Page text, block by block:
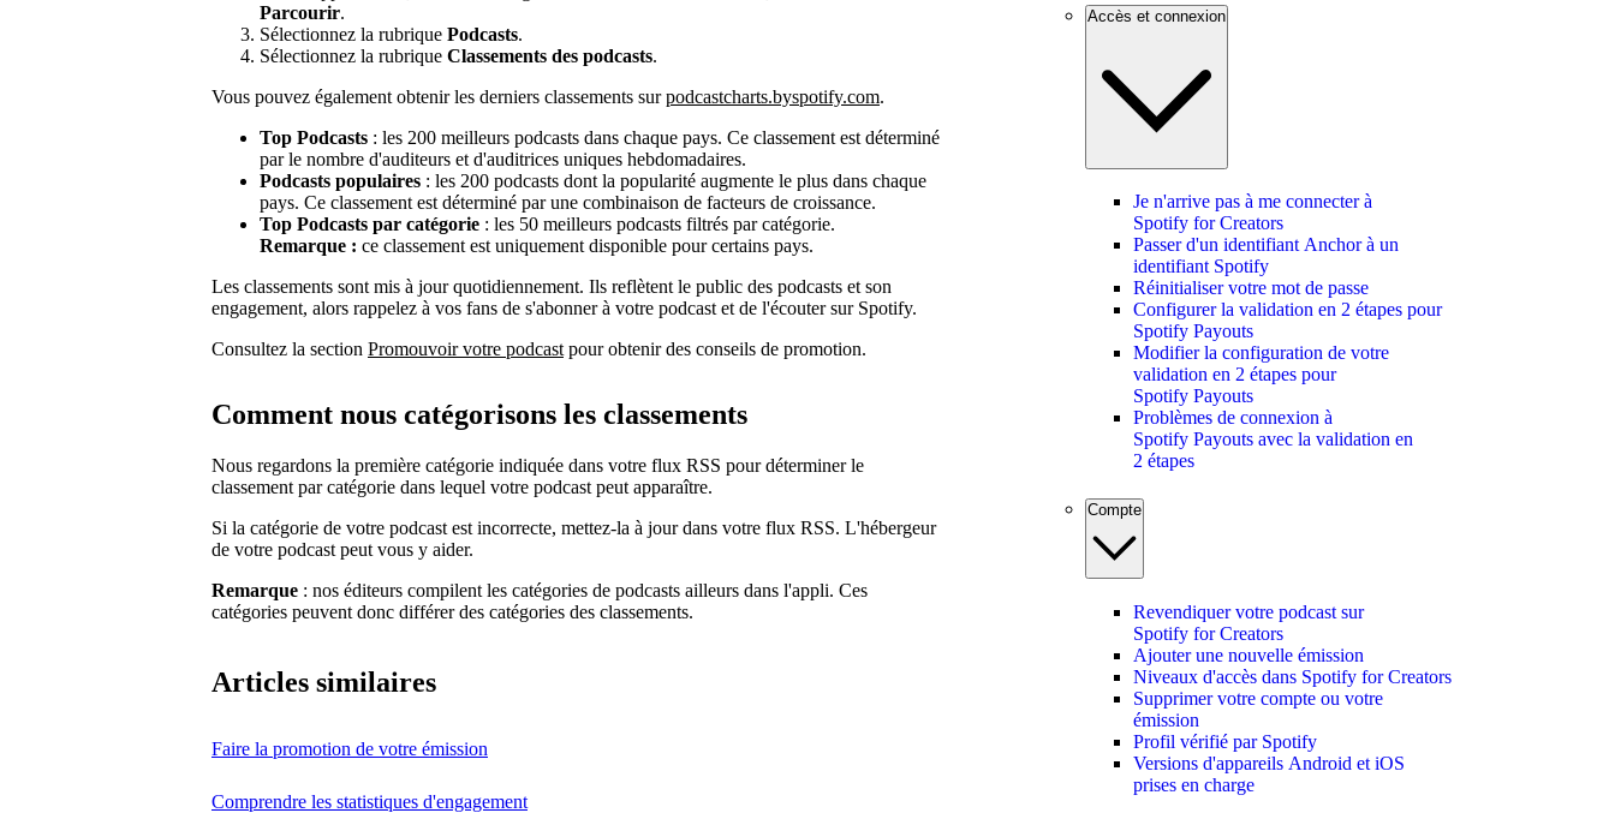
Parcourir.
Sélectionnez la rubrique Podcasts.
Sélectionnez la rubrique Classements des podcasts.
Vous pouvez également obtenir les derniers classements surpodcastcharts.byspotify.com.
Top Podcasts : les 200 meilleurs podcasts dans chaque pays. Ce classement est déterminé
par le nombre d'auditeurs et d'auditrices uniques hebdomadaires.
Podcasts populaires : les 200 podcasts dont la popularité augmente le plus dans chaque
pays. Ce classement est déterminé par une combinaison de facteurs de croissance.
Top Podcasts par catégorie : les 50 meilleurs podcasts filtrés par catégorie.
Remarque : ce classement est uniquement disponible pour certains pays.
Les classements sont mis à jour quotidiennement. Ils reflètent le public des podcasts et son
engagement, alors rappelez à vos fans de s'abonner à votre podcast et de l'écouter sur Spotify.
Consultez la section Promouvoir votre podcast pour obtenir des conseils de promotion.
Comment nous catégorisons les classements
Nous regardons la première catégorie indiquée dans votre flux RSS pour déterminer le
classement par catégorie dans lequel votre podcast peut apparaître.
Si la catégorie de votre podcast est incorrecte, mettez-la à jour dans votre flux RSS. L'hébergeur
de votre podcast peut vous y aider.
Remarque : nos éditeurs compilent les catégories de podcasts ailleurs dans l'appli. Ces
catégories peuvent donc différer des catégories des classements.
Articles similaires
Faire la promotion de votre émission
Comprendre les statistiques d'engagement
Accès et connexion
Je n'arrive pas à me connecter à
Spotify for Creators
Passer d'un identifiant Anchor à un
identifiant Spotify
Réinitialiser votre mot de passe
Configurer la validation en 2 étapes pour
Spotify Payouts
Modifier la configuration de votre
validation en 2 étapes pour
Spotify Payouts
Problèmes de connexion à
Spotify Payouts avec la validation en
2 étapes
Compte
Revendiquer votre podcast sur
Spotify for Creators
Ajouter une nouvelle émission
Niveaux d'accès dans Spotify for Creators
Supprimer votre compte ou votre
émission
Profil vérifié par Spotify
Versions d'appareils Android et iOS
prises en charge